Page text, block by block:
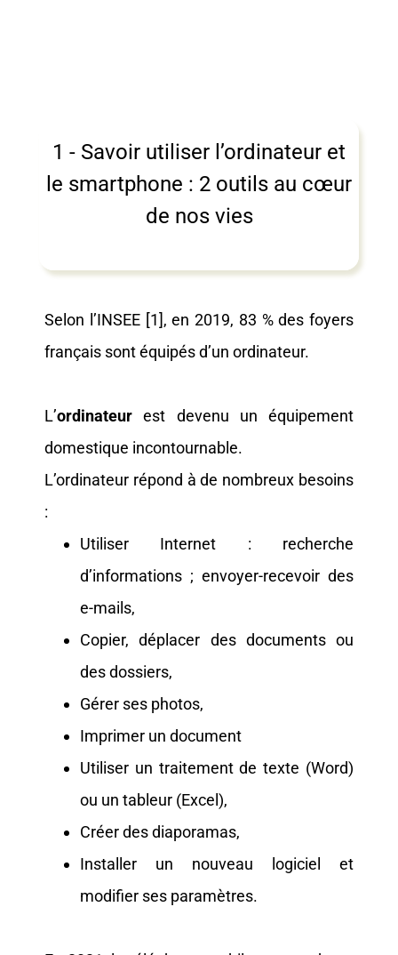
1 - Savoir utiliser l’ordinateur et
le smartphone : 2 outils au cœur
de nos vies
Selon l’INSEE [1], en 2019, 83 % des foyers
français sont équipés d’un ordinateur.
L’ordinateurest devenu un équipement
domestique incontournable.
L’ordinateur répond à de nombreux besoins
:
Utiliser Internet : recherche
d’informations ; envoyer-recevoir des
e-mails,
Copier, déplacer des documents ou
des dossiers,
Gérer ses photos,
Imprimer un document
Utiliser un traitement de texte (Word)
ou un tableur (Excel),
Créer des diaporamas,
Installer un nouveau logiciel et
modifier ses paramètres.